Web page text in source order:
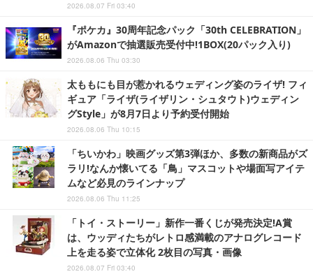
2026.08.07 Fri 03:40
『ポケカ』30周年記念パック「30th CELEBRATION」
がAmazonで抽選販売受付中!1BOX(20パック入り)
2026.08.06 Thu 03:30
太ももにも目が惹かれるウェディング姿のライザ! フィ
ギュア「ライザ(ライザリン・シュタウト)ウェディン
グStyle」が8月7日より予約受付開始
2026.08.06 Thu 10:15
「ちいかわ」映画グッズ第3弾ほか、多数の新商品がズ
ラリ!なんか懐いてる「鳥」マスコットや場面写アイテ
ムなど必見のラインナップ
2026.08.06 Thu 11:25
「トイ・ストーリー」新作一番くじが発売決定!A賞
は、ウッディたちがレトロ感満載のアナログレコード
上を走る姿で立体化 2枚目の写真・画像
2026.08.07 Fri 03:40